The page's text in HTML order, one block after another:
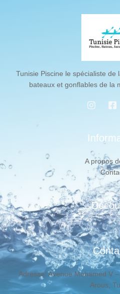
Tunisie Piscine le spécialiste de
bateaux et gonflables de la
A propos
Adresse: Avenue Mohamed V
Arous,